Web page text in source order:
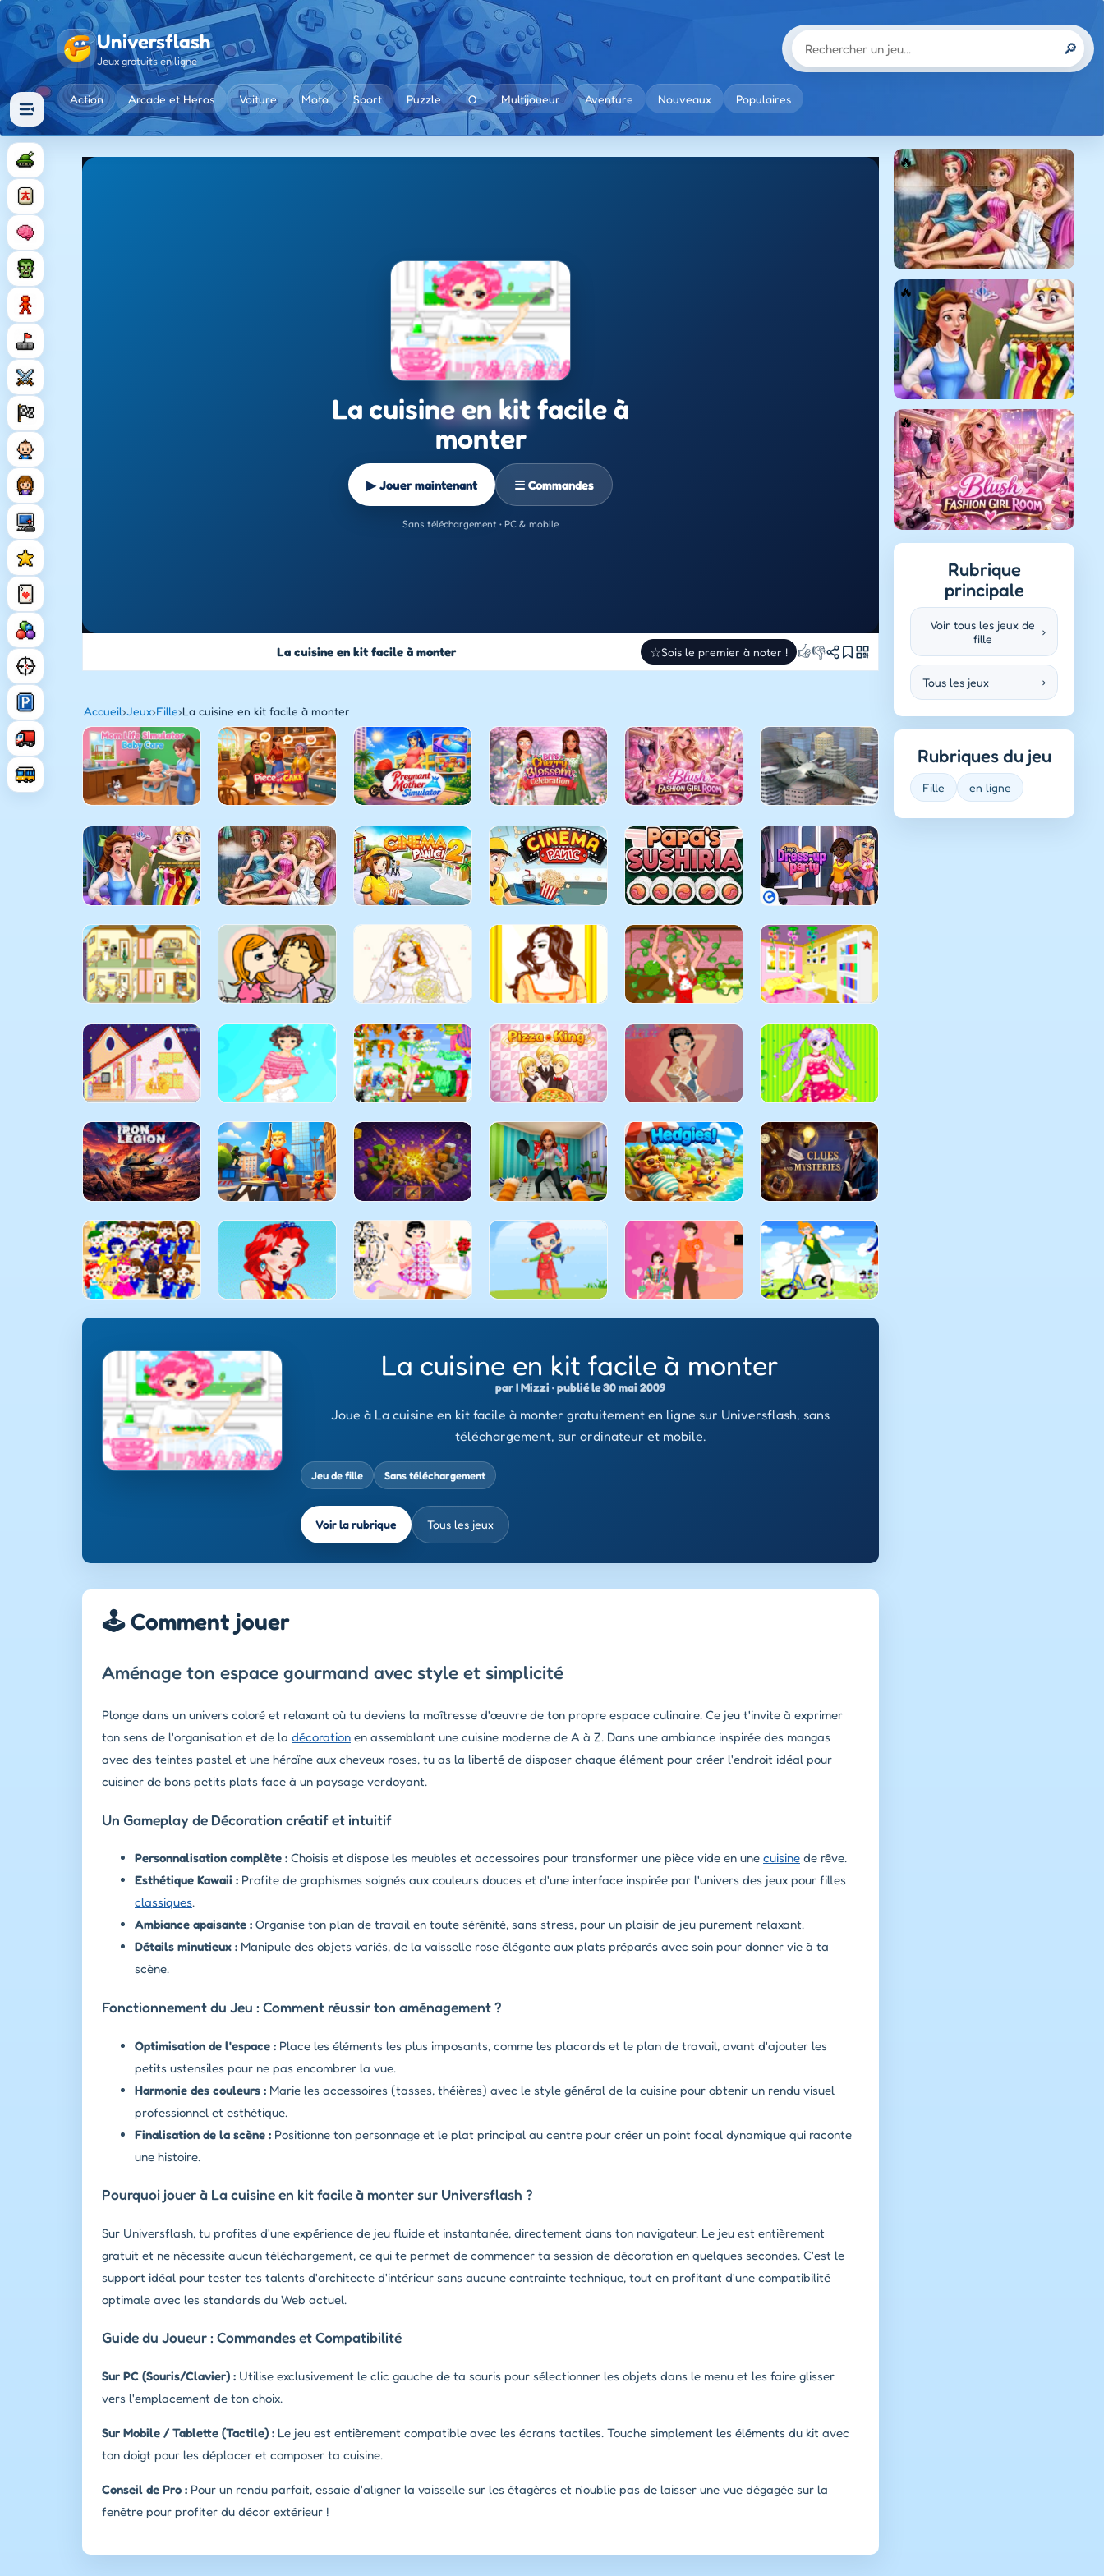
Universflash
Jeux gratuits en ligne
🔎
Action Arcade et Heros Voiture Moto Sport Puzzle IO Multijoueur Aventure Nouveaux Populaires
La cuisine en kit facile à
monter
▶ Jouer maintenant ☰ Commandes
Sans téléchargement • PC & mobile
La cuisine en kit facile à monter ☆Sois le premier à noter ! 👍👎
Accueil›Jeux›Fille›La cuisine en kit facile à monter
La cuisine en kit facile à monter
par I Mizzi · publié le 30 mai 2009
Joue à La cuisine en kit facile à monter gratuitement en ligne sur Universflash, sans
téléchargement, sur ordinateur et mobile.
Jeu de fille Sans téléchargement
Voir la rubrique Tous les jeux
🕹️ Comment jouer
Aménage ton espace gourmand avec style et simplicité
Plonge dans un univers coloré et relaxant où tu deviens la maîtresse d'œuvre de ton propre espace culinaire. Ce jeu t'invite à exprimer
ton sens de l'organisation et de la décoration en assemblant une cuisine moderne de A à Z. Dans une ambiance inspirée des mangas
avec des teintes pastel et une héroïne aux cheveux roses, tu as la liberté de disposer chaque élément pour créer l'endroit idéal pour
cuisiner de bons petits plats face à un paysage verdoyant.
Un Gameplay de Décoration créatif et intuitif
Personnalisation complète : Choisis et dispose les meubles et accessoires pour transformer une pièce vide en une cuisine de rêve.
Esthétique Kawaii : Profite de graphismes soignés aux couleurs douces et d'une interface inspirée par l'univers des jeux pour filles
classiques.
Ambiance apaisante : Organise ton plan de travail en toute sérénité, sans stress, pour un plaisir de jeu purement relaxant.
Détails minutieux : Manipule des objets variés, de la vaisselle rose élégante aux plats préparés avec soin pour donner vie à ta
scène.
Fonctionnement du Jeu : Comment réussir ton aménagement ?
Optimisation de l'espace : Place les éléments les plus imposants, comme les placards et le plan de travail, avant d'ajouter les
petits ustensiles pour ne pas encombrer la vue.
Harmonie des couleurs : Marie les accessoires (tasses, théières) avec le style général de la cuisine pour obtenir un rendu visuel
professionnel et esthétique.
Finalisation de la scène : Positionne ton personnage et le plat principal au centre pour créer un point focal dynamique qui raconte
une histoire.
Pourquoi jouer à La cuisine en kit facile à monter sur Universflash ?
Sur Universflash, tu profites d'une expérience de jeu fluide et instantanée, directement dans ton navigateur. Le jeu est entièrement
gratuit et ne nécessite aucun téléchargement, ce qui te permet de commencer ta session de décoration en quelques secondes. C'est le
support idéal pour tester tes talents d'architecte d'intérieur sans aucune contrainte technique, tout en profitant d'une compatibilité
optimale avec les standards du Web actuel.
Guide du Joueur : Commandes et Compatibilité
Sur PC (Souris/Clavier) : Utilise exclusivement le clic gauche de ta souris pour sélectionner les objets dans le menu et les faire glisser
vers l'emplacement de ton choix.
Sur Mobile / Tablette (Tactile) : Le jeu est entièrement compatible avec les écrans tactiles. Touche simplement les éléments du kit avec
ton doigt pour les déplacer et composer ta cuisine.
Conseil de Pro : Pour un rendu parfait, essaie d'aligner la vaisselle sur les étagères et n'oublie pas de laisser une vue dégagée sur la
fenêtre pour profiter du décor extérieur !
Rubrique
principale
Voir tous les jeux de
fille
›
Tous les jeux ›
Rubriques du jeu
Fille en ligne